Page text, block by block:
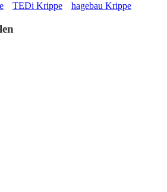
TEDi Krippe hagebau Krippe